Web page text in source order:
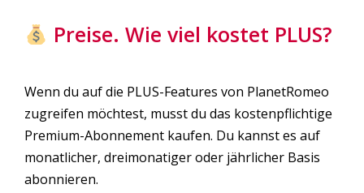
Preise. Wie viel kostet PLUS?
Wenn du auf die PLUS-Features von PlanetRomeo
zugreifen möchtest, musst du das kostenpflichtige
Premium-Abonnement kaufen. Du kannst es auf
monatlicher, dreimonatiger oder jährlicher Basis
abonnieren.